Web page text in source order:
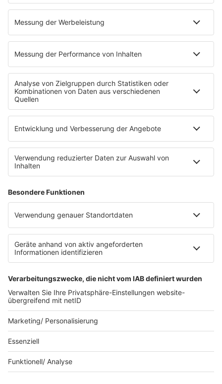
Kontakt
Newsletter
Jobs & Praktika
Pressekontakt
Pressemeldungen
WERBUNG
Mediadaten und Preisliste
Ansprechpartner
RECHTLICHES
Impressum
Datenschutz
Datenschutzeinstellungen
Datenverarbeitung bei Gewinnspielen
Teilnahmebedingungen
Gewinnspielregeln Social Media
KI-Leitlinie
Die neuesten Updates für deinen
© bigKARRIERE - Eine Marke der Audiotainment Südwest
GmbH & Co. KG